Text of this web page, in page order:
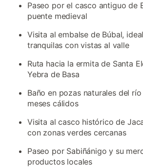
Paseo por el casco antiguo de
puente medieval
Visita al embalse de Búbal,
tranquilas con vistas al valle
Ruta hacia la ermita de Santa
Yebra de Basa
Baño en pozas naturales del
meses cálidos
Visita al casco histórico de
con zonas verdes cercanas
Paseo por Sabiñánigo y su
productos locales